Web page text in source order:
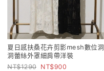
夏日感扶桑花卉剪影mesh數位洞
洞蕾絲外罩細肩帶洋裝
1290
900